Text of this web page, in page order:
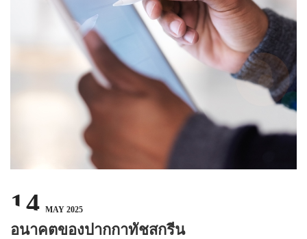
ปากกาลบได้ NEW
ปากกา Quantum
ถุงผ้า กระเป๋าผ้า
สมุดโน้ต และอื่นๆ
แพคเกจปากกา
14 MAY 2025
อนาคตของปากกาทัชสกรีน